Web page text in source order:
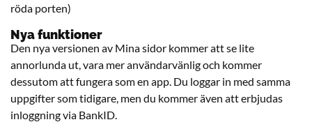
röda porten)
Nya funktioner
Den nya versionen av Mina sidor kommer att se lite
annorlunda ut, vara mer användarvänlig och kommer
dessutom att fungera som en app. Du loggar in med samma
uppgifter som tidigare, men du kommer även att erbjudas
inloggning via BankID.